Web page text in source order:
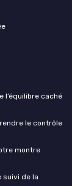
l’équilibre caché
le contrôle
montre
suivi de la